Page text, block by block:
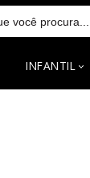
INFANTIL